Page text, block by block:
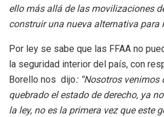
ello más allá de las movilizaciones
construir una nueva alternativa para
Por ley se sabe que las FFAA no
la seguridad interior del país, con
Borello nos dijo: “Nosotros
quebrado el estado de derecho, ya
la ley, no es la primera vez que este